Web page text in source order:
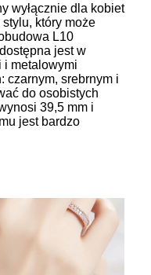
wyłącznie dla kobiet
który może
L10
jest w
i metalowymi
czarnym, srebrnym i
do osobistych
39,5 mm i
jest bardzo